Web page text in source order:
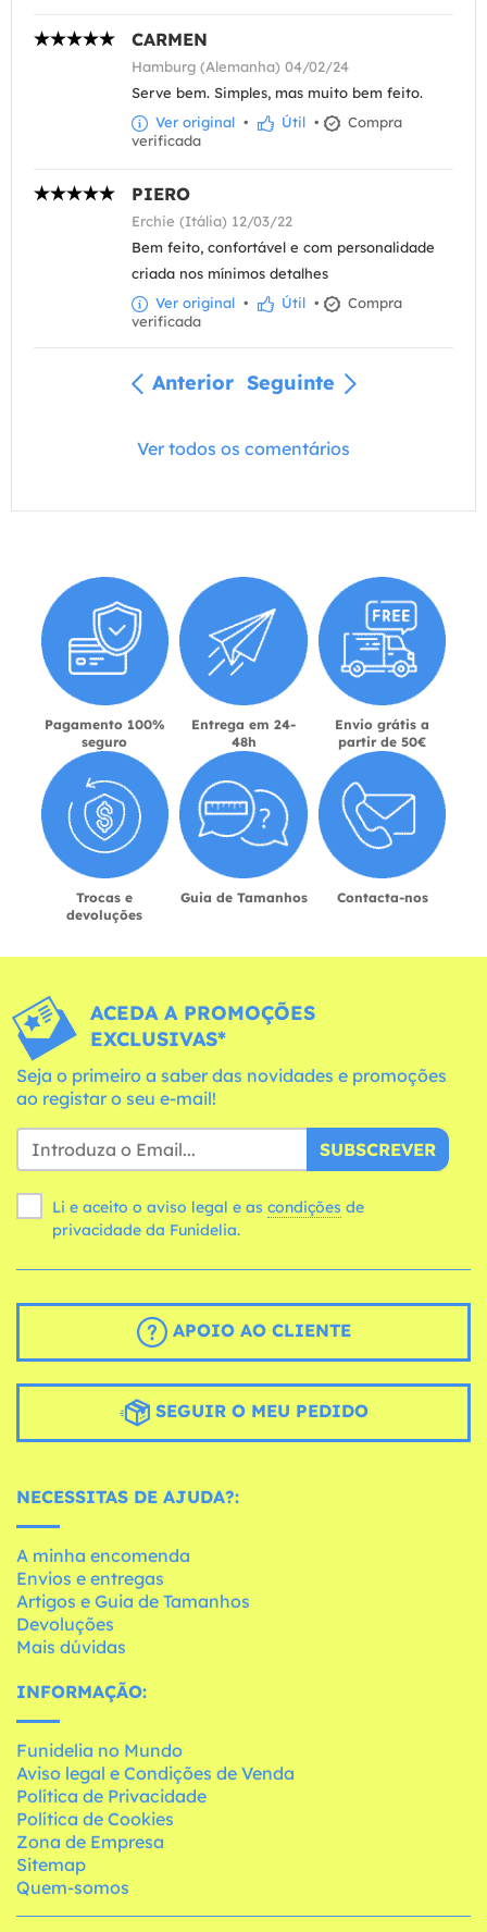
CARMEN
Hamburg (Alemanha) 04/02/24
Serve bem. Simples, mas muito bem feito.
Ver original • Útil •
Compra
verificada
PIERO
Erchie (Itália) 12/03/22
Bem feito, confortável e com personalidade
criada nos mínimos detalhes
Ver original • Útil •
Compra
verificada
Anterior Seguinte
Ver todos os comentários
Pagamento 100%
seguro
Entrega em 24-
48h
Envio grátis a
partir de 50€
Trocas e
devoluções
Guia de Tamanhos Contacta-nos
ACEDA A PROMOÇÕES
EXCLUSIVAS*
Seja o primeiro a saber das novidades e promoções
ao registar o seu e-mail!
SUBSCREVER
Li e aceito o aviso legal e as condições
privacidade da Funidelia.
APOIO AO CLIENTE
SEGUIR O MEU PEDIDO
NECESSITAS DE AJUDA?:
A minha encomenda
Envios e entregas
Artigos e Guia de Tamanhos
Devoluções
Mais dúvidas
INFORMAÇÃO:
Funidelia no Mundo
Aviso legal e Condições de Venda
Política de Privacidade
Política de Cookies
Zona de Empresa
Sitemap
Quem-somos